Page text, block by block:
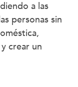
a las
personas sin
crear un